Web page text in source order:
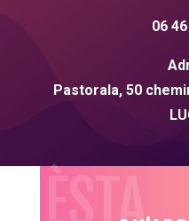
06
Pastorala, 50
HÈSTA